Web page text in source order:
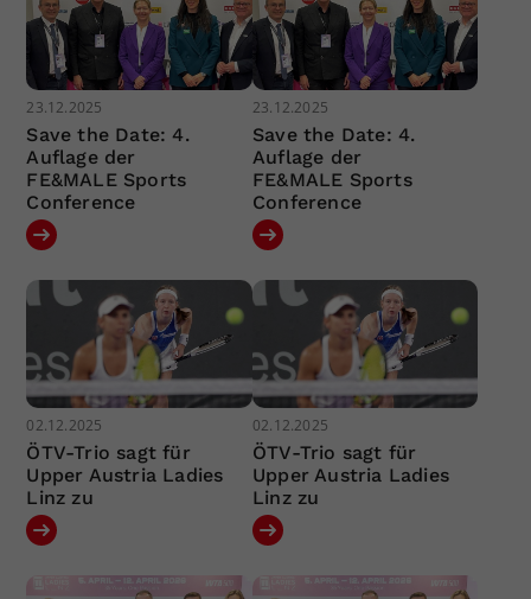
23.12.2025
Save the Date: 4.
Auflage der
FE&MALE Sports
Conference
23.12.2025
Save the Date: 4.
Auflage der
FE&MALE Sports
Conference
02.12.2025
ÖTV-Trio sagt für
Upper Austria Ladies
Linz zu
02.12.2025
ÖTV-Trio sagt für
Upper Austria Ladies
Linz zu